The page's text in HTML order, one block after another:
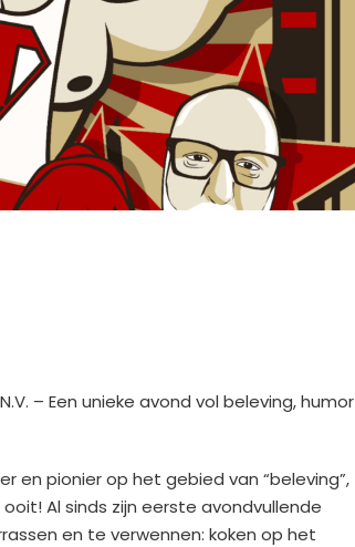
– Een unieke avond vol beleving, humor
en pionier op het gebied van “beleving”,
Al sinds zijn eerste avondvullende
en te verwennen: koken op het